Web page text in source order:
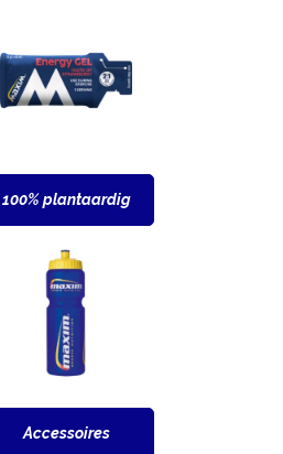
100% plantaardig
Accessoires